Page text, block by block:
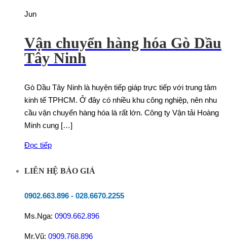
Jun
Vận chuyển hàng hóa Gò Dầu
Tây Ninh
Gò Dầu Tây Ninh là huyện tiếp giáp trực tiếp với trung tâm
kinh tế TPHCM. Ở đây có nhiều khu công nghiệp, nên nhu
cầu vận chuyển hàng hóa là rất lớn. Công ty Vận tải Hoàng
Minh cung […]
Đọc tiếp
LIÊN HỆ BÁO GIÁ
0902.663.896 - 028.6670.2255
Ms.Nga: 0909.662.896
Mr.Vũ: 0909.768.896